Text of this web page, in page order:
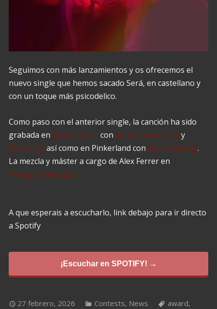
Seguimos con más lanzamientos y os ofrecemos el
nuevo single que hemos sacado Será, en castellano y
con un toque más psicodelico.
Como paso con el anterior single, la canción ha sido
grabada en @espai_local con @marcboixberbel y
@oriol_ps así como en Pinkerland con @christianrey.
La mezcla y máster a cargo de Alex Ferrer en
@thegroovesound
A que esperais a escucharlo, link debajo para ir directo
a Spotify
¡Escuchar en SPOTIFY! →
27 febrero, 2026 Contests, News award,